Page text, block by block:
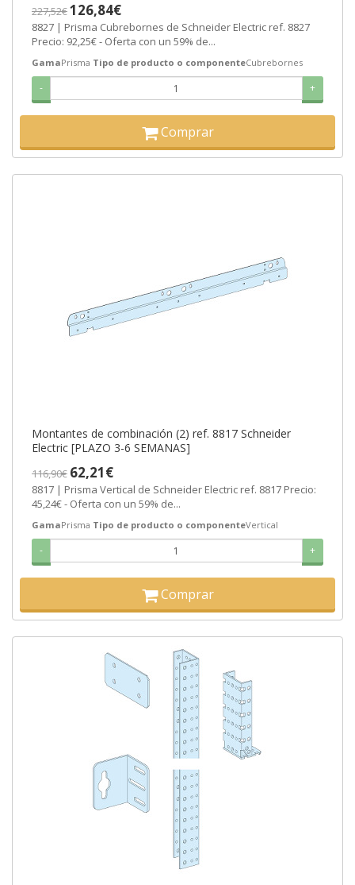
227,52€126,84€
8827 | Prisma Cubrebornes de Schneider Electric ref. 8827
Precio: 92,25€ - Oferta con un 59% de...
GamaPrisma Tipo de producto o componenteCubrebornes
- +
Comprar
Montantes de combinación (2) ref. 8817 Schneider
Electric [PLAZO 3-6 SEMANAS]
116,90€ 62,21€
8817 | Prisma Vertical de Schneider Electric ref. 8817 Precio:
45,24€ - Oferta con un 59% de...
GamaPrisma Tipo de producto o componenteVertical
- +
Comprar